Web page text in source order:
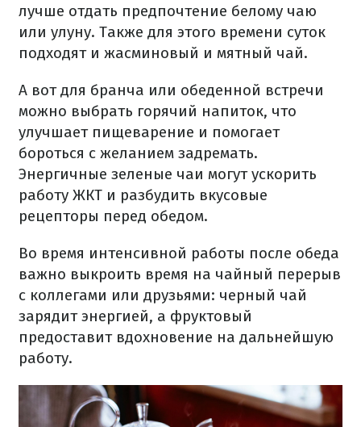
лучше отдать предпочтение белому чаю
или улуну. Также для этого времени суток
подходят и жасминовый и мятный чай.
А вот для бранча или обеденной встречи
можно выбрать горячий напиток, что
улучшает пищеварение и помогает
бороться с желанием задремать.
Энергичные зеленые чаи могут ускорить
работу ЖКТ и разбудить вкусовые
рецепторы перед обедом.
Во время интенсивной работы после обеда
важно выкроить время на чайный перерыв
с коллегами или друзьями: черный чай
зарядит энергией, а фруктовый
предоставит вдохновение на дальнейшую
работу.